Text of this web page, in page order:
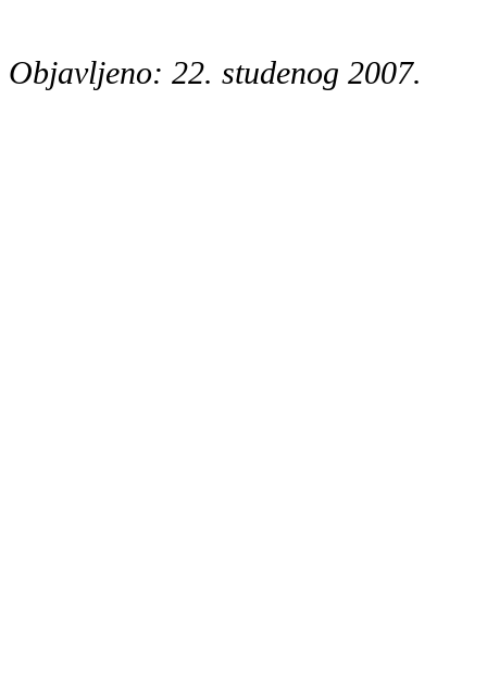
Objavljeno: 22. studenog 2007.